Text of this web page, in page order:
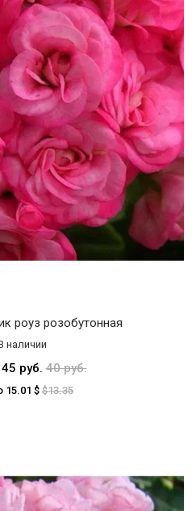
роуз розобутонная
наличии
руб.40 руб.
15.01 $ $13.35